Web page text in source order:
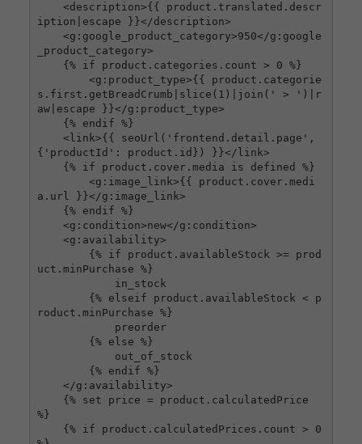
iption|escape }}</description>
_product_category>
s.first.getBreadCrumb|slice(1)|join(' > ')|r
aw|escape }}</g:product_type>
{'productId': product.id}) }}</link>
a.url }}</g:image_link>
uct.minPurchase %}
roduct.minPurchase %}
%}